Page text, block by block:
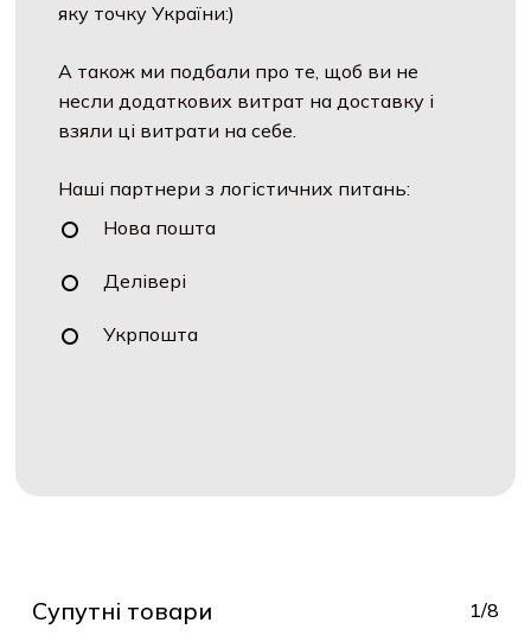
яку точку України:)
А також ми подбали про те, щоб ви не
несли додаткових витрат на доставку і
взяли ці витрати на себе.
Наші партнери з логістичних питань:
Нова пошта
Делівері
Укрпошта
Супутні товари 1/8